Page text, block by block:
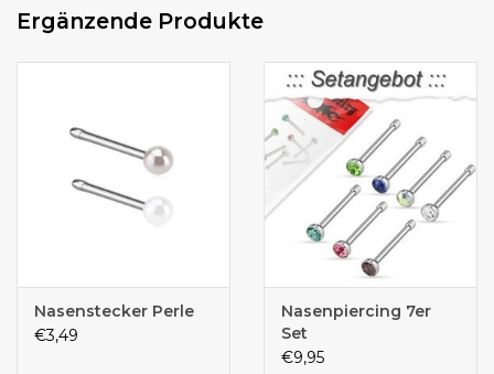
Ergänzende Produkte
Nasenstecker Perle
€3,49
Nasenpiercing 7er
Set
€9,95